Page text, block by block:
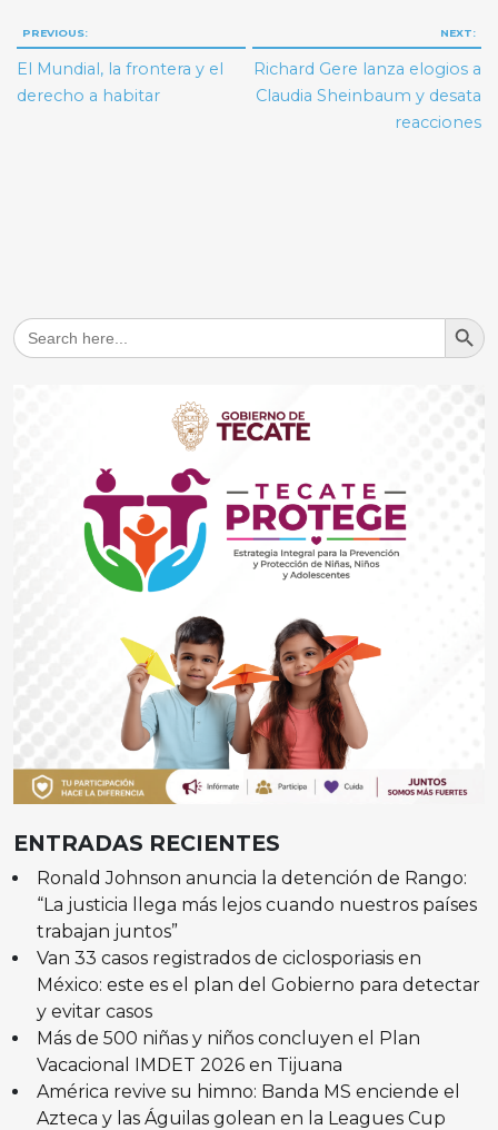
Navegación
de
entradas
PREVIOUS:
El Mundial, la frontera y el
derecho a habitar
NEXT:
Richard Gere lanza elogios a
Claudia Sheinbaum y desata
reacciones
Search
for:
Search
ENTRADAS RECIENTES
Ronald Johnson anuncia la detención de Rango:
“La justicia llega más lejos cuando nuestros países
trabajan juntos”
Van 33 casos registrados de ciclosporiasis en
México: este es el plan del Gobierno para detectar
y evitar casos
Más de 500 niñas y niños concluyen el Plan
Vacacional IMDET 2026 en Tijuana
América revive su himno: Banda MS enciende el
Azteca y las Águilas golean en la Leagues Cup